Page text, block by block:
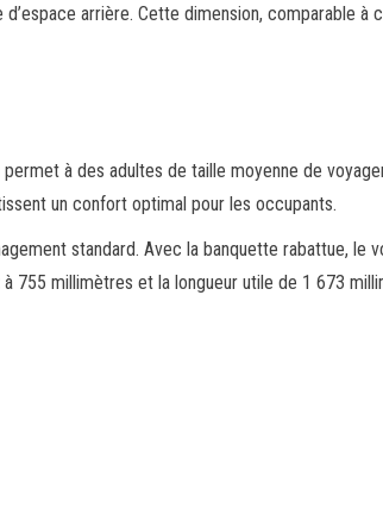
arrière. Cette dimension, comparable à
à des adultes de taille moyenne de
un confort optimal pour les occupants.
standard. Avec la banquette rabattue, le
à 755 millimètres et la longueur utile de 1 673